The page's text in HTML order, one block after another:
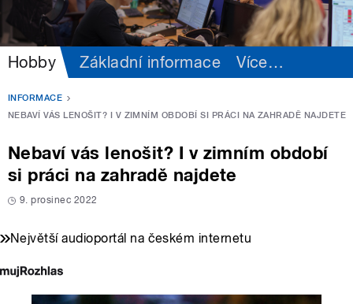
Hobby Základní informace Více…
INFORMACE
NEBAVÍ VÁS LENOŠIT? I V ZIMNÍM OBDOBÍ SI PRÁCI NA ZAHRADĚ NAJDETE
Nebaví vás lenošit? I v zimním období
si práci na zahradě najdete
9. prosinec 2022
Největší audioportál na českém internetu